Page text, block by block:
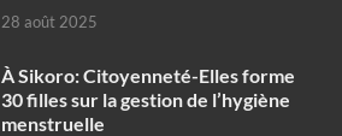
28 août 2025
À Sikoro: Citoyenneté-Elles forme
30 filles sur la gestion de l’hygiène
menstruelle